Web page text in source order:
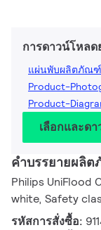
การดาวน์โหล
แผ่นพับผลิตภัณฑ์
Product-
Product-
เลือกและด
คำบรรยายผลิ
Philips UniFlood
white, Safety
รหัสการสั่งซื้อ: